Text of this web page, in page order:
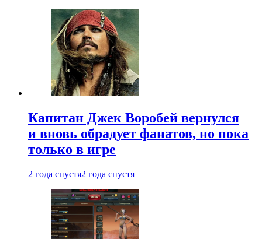
Капитан Джек Воробей вернулся
и вновь обрадует фанатов, но пока
только в игре
2 года спустя2 года спустя